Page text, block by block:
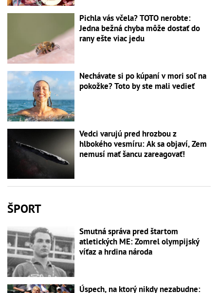
Pichla vás včela? TOTO nerobte:
Jedna bežná chyba môže dostať do
rany ešte viac jedu
Nechávate si po kúpaní v mori soľ na
pokožke? Toto by ste mali vedieť
Vedci varujú pred hrozbou z
hlbokého vesmíru: Ak sa objaví, Zem
nemusí mať šancu zareagovať!
ŠPORT
Smutná správa pred štartom
atletických ME: Zomrel olympijský
víťaz a hrdina národa
Úspech, na ktorý nikdy nezabudne: